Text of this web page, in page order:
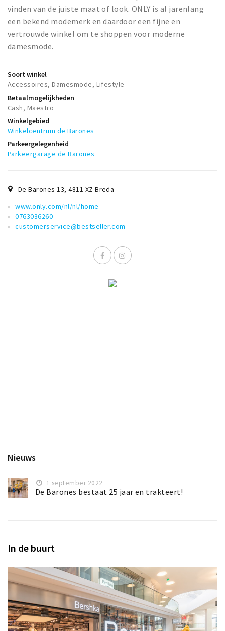
vinden van de juiste maat of look. ONLY is al jarenlang
een bekend modemerk en daardoor een fijne en
vertrouwde winkel om te shoppen voor moderne
damesmode.
Soort winkel
Accessoires, Damesmode, Lifestyle
Betaalmogelijkheden
Cash, Maestro
Winkelgebied
Winkelcentrum de Barones
Parkeergelegenheid
Parkeergarage de Barones
De Barones 13,4811 XZ Breda
www.only.com/nl/nl/home
0763036260
customerservice@bestseller.com
Nieuws
1 september 2022
De Barones bestaat 25 jaar en trakteert!
In de buurt